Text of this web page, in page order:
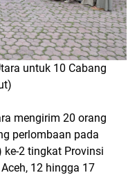
untuk 10 Cabang
mengirim 20 orang
perlombaan pada
ke-2 tingkat Provinsi
12 hingga 17